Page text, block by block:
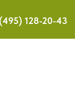
128-20-43